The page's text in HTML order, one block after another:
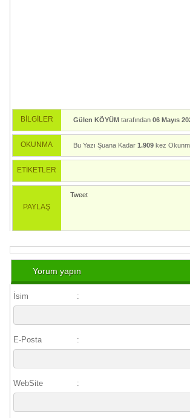
BİLGİLER Gülen KÖYÜMtarafından 06 Mayıs
OKUNMA Bu Yazı Şuana Kadar 1.909kez
ETİKETLER
PAYLAŞ
Tweet
Yorum yapın
İsim :
E-Posta :
WebSite :